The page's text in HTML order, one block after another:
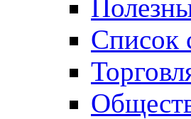
Список